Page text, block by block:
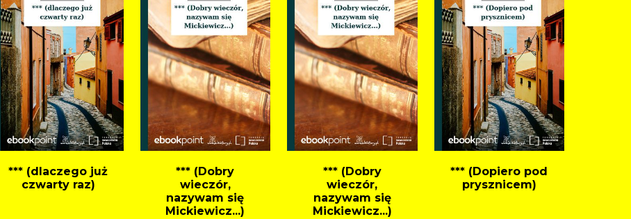
*** (dlaczego już
czwarty raz)
*** (Dobry
wieczór,
nazywam się
Mickiewicz...)
*** (Dobry
wieczór,
nazywam się
Mickiewicz...)
*** (Dopiero pod
prysznicem)